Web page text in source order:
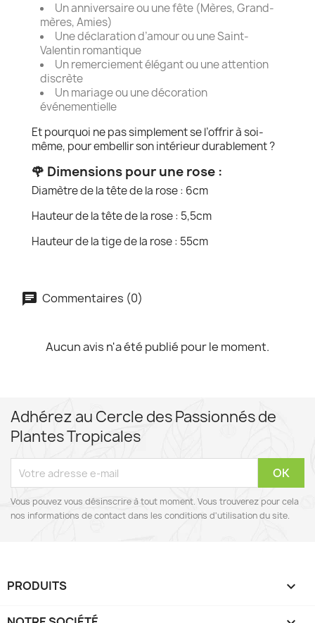
Un anniversaire ou une fête (Mères, Grand-
mères, Amies)
Une déclaration d’amour ou une Saint-
Valentin romantique
Un remerciement élégant ou une attention
discrète
Un mariage ou une décoration
événementielle
Et pourquoi ne pas simplement se l’offrir à soi-
même, pour embellir son intérieur durablement ?
🌹 Dimensions pour une rose :
Diamètre de la tête de la rose : 6cm
Hauteur de la tête de la rose : 5,5cm
Hauteur de la tige de la rose : 55cm
Commentaires (0)
Aucun avis n'a été publié pour le moment.
Adhérez au Cercle des Passionnés de
Plantes Tropicales
Vous pouvez vous désinscrire à tout moment. Vous trouverez pour cela
nos informations de contact dans les conditions d'utilisation du site.
PRODUITS 